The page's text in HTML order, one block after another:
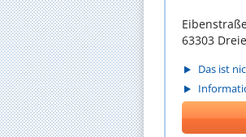
63303
Das ist